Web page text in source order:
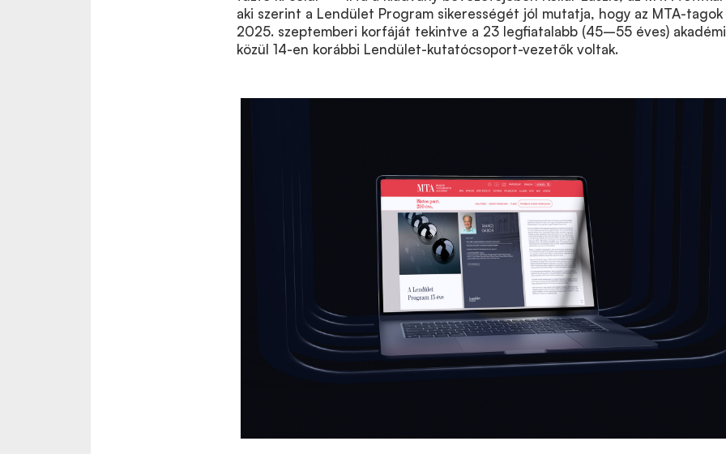
aki szerint a Lendület Program sikerességét jól mutatja, hogy az MTA-tagok
2025. szeptemberi korfáját tekintve a 23 legfiatalabb (45–55 éves)
közül 14-en korábbi Lendület-kutatócsoport-vezetők voltak.